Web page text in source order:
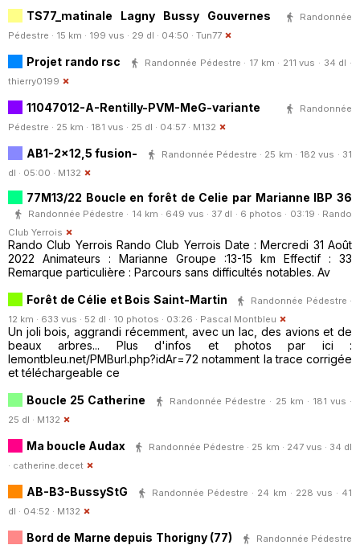
TS77_matinale Lagny Bussy Gouvernes
Randonnée
Pédestre · 15 km · 199 vus · 29 dl · 04:50 · Tun77
Projet rando rsc
Randonnée Pédestre · 17 km · 211 vus · 34 dl ·
thierry0199
11047012-A-Rentilly-PVM-MeG-variante
Randonnée
Pédestre · 25 km · 181 vus · 25 dl · 04:57 · M132
AB1-2x12,5 fusion-
Randonnée Pédestre · 25 km · 182 vus · 31
dl · 05:00 · M132
77M13/22 Boucle en forêt de Celie par Marianne IBP 36
Randonnée Pédestre · 14 km · 649 vus · 37 dl · 6 photos · 03:19 · Rando
Club Yerrois
Rando Club Yerrois Rando Club Yerrois Date : Mercredi 31 Août
2022 Animateurs : Marianne Groupe :13-15 km Effectif : 33
Remarque particulière : Parcours sans difficultés notables. Av
Forêt de Célie et Bois Saint-Martin
Randonnée Pédestre ·
12 km · 633 vus · 52 dl · 10 photos · 03:26 · Pascal Montbleu
Un joli bois, aggrandi récemment, avec un lac, des avions et de
beaux arbres... Plus d'infos et photos par ici :
lemontbleu.net/PMBurl.php?idAr=72 notamment la trace corrigée
et téléchargeable ce
Boucle 25 Catherine
Randonnée Pédestre · 25 km · 181 vus ·
25 dl · M132
Ma boucle Audax
Randonnée Pédestre · 25 km · 247 vus · 34 dl
· catherine.decet
AB-B3-BussyStG
Randonnée Pédestre · 24 km · 228 vus · 41
dl · 04:52 · M132
Bord de Marne depuis Thorigny (77)
Randonnée Pédestre